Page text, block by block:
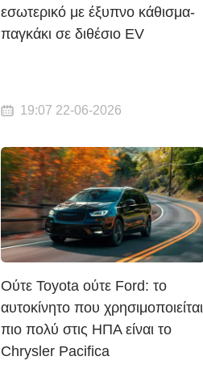
εσωτερικό με έξυπνο κάθισμα-
παγκάκι σε διθέσιο EV
19:07 22-06-2026
Ούτε Toyota ούτε Ford: το
αυτοκίνητο που χρησιμοποιείται
πιο πολύ στις ΗΠΑ είναι το
Chrysler Pacifica